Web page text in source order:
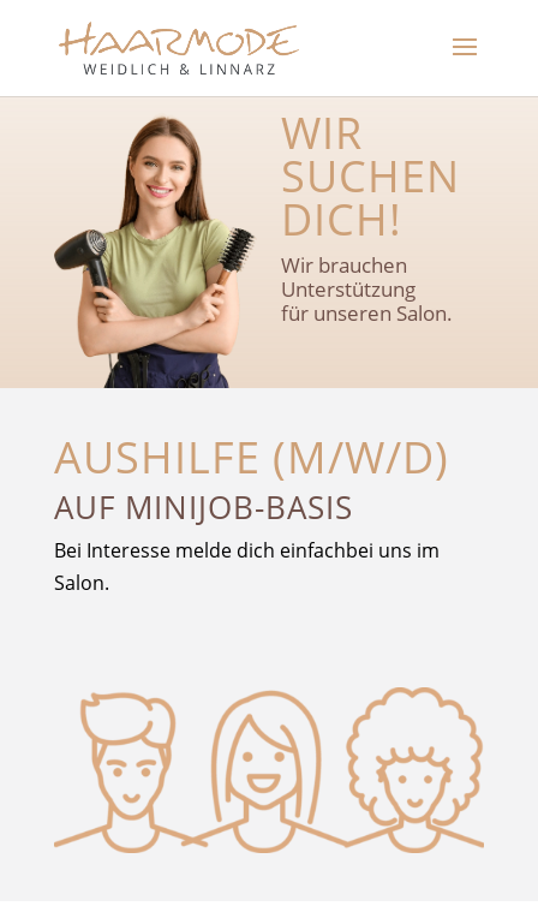
WIR
SUCHEN
DICH!
Wir brauchen
Unterstützung
für unseren Salon.
AUSHILFE (M/W/D)
AUF MINIJOB-BASIS
Bei Interesse melde dich einfachbei uns im
Salon.